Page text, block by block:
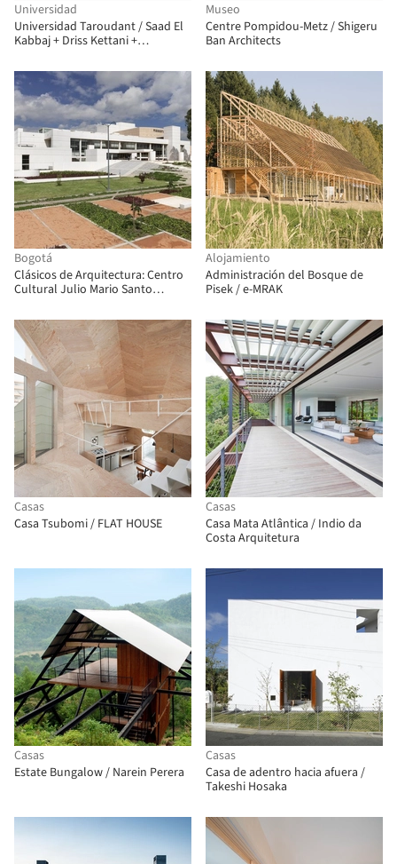
Universidad
Universidad Taroudant / Saad El
Kabbaj + Driss Kettani +
Museo
Centre Pompidou-Metz / Shigeru
Ban Architects
Bogotá
Clásicos de Arquitectura: Centro
Cultural Julio Mario Santo
Alojamiento
Administración del Bosque de
Pisek / e-MRAK
Casas
Casa Tsubomi / FLAT HOUSE
Casas
Casa Mata Atlântica / Indio da
Costa Arquitetura
Casas
Estate Bungalow / Narein Perera
Casas
Casa de adentro hacia afuera /
Takeshi Hosaka